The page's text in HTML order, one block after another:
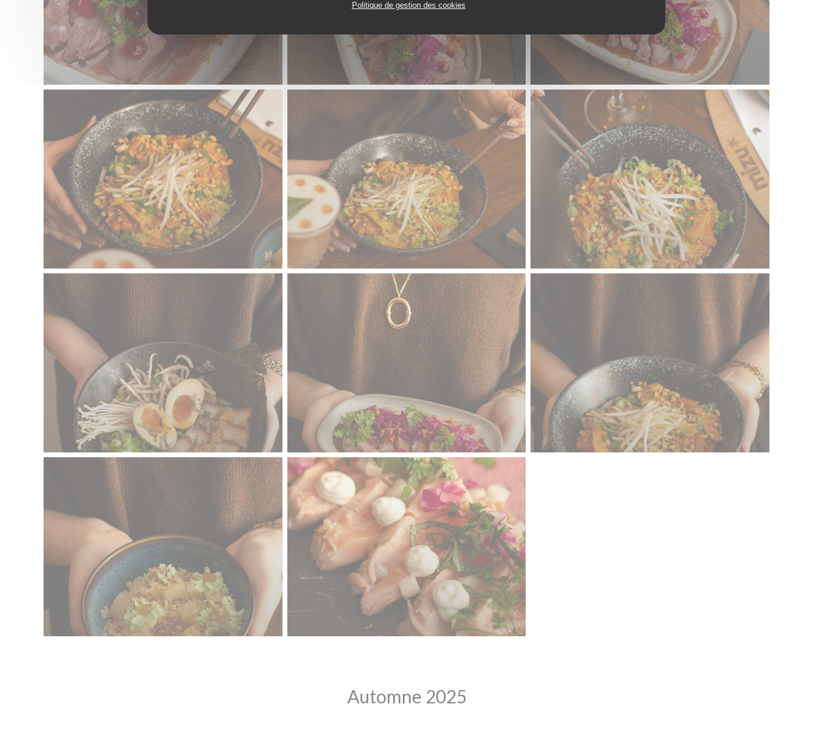
Politique de gestion des cookies
Automne 2025